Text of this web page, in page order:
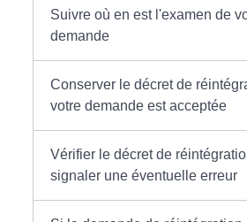
Suivre où en est l'examen de
demande
Conserver le décret de
votre demande est acceptée
Vérifier le décret de
signaler une éventuelle erreur